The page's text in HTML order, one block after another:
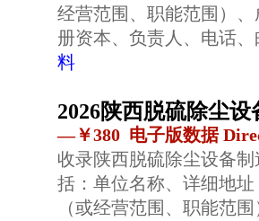
经营范围、职能范围）
册资本、负责人、电话
料
2026陕西脱硫除尘
—￥380 电子版数据
收录陕西脱硫除尘设备
括：单位名称、详细地
（或经营范围、职能范